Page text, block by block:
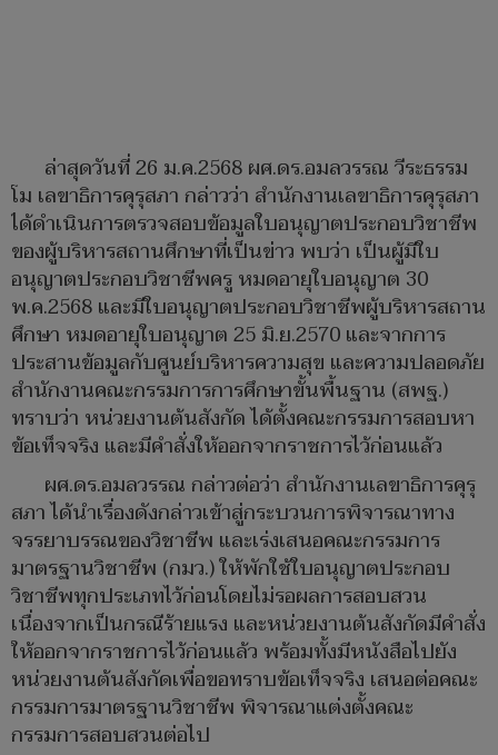
ล่าสุดวันที่ 26 ม.ค.2568 ผศ.ดร.อมลวรรณ วีระธรรม
โม เลขาธิการคุรุสภา กล่าวว่า สำนักงานเลขาธิการคุรุสภา
ได้ดำเนินการตรวจสอบข้อมูลใบอนุญาตประกอบวิชาชีพ
ของผู้บริหารสถานศึกษาที่เป็นข่าว พบว่า เป็นผู้มีใบ
อนุญาตประกอบวิชาชีพครู หมดอายุใบอนุญาต 30
พ.ค.2568 และมีใบอนุญาตประกอบวิชาชีพผู้บริหารสถาน
ศึกษา หมดอายุใบอนุญาต 25 มิ.ย.2570 และจากการ
ประสานข้อมูลกับศูนย์บริหารความสุข และความปลอดภัย
สำนักงานคณะกรรมการการศึกษาขั้นพื้นฐาน (สพฐ.)
ทราบว่า หน่วยงานต้นสังกัด ได้ตั้งคณะกรรมการสอบหา
ข้อเท็จจริง และมีคำสั่งให้ออกจากราชการไว้ก่อนแล้ว
ผศ.ดร.อมลวรรณ กล่าวต่อว่า สำนักงานเลขาธิการคุรุ
สภา ได้นำเรื่องดังกล่าวเข้าสู่กระบวนการพิจารณาทาง
จรรยาบรรณของวิชาชีพ และเร่งเสนอคณะกรรมการ
มาตรฐานวิชาชีพ (กมว.) ให้พักใช้ใบอนุญาตประกอบ
วิชาชีพทุกประเภทไว้ก่อนโดยไม่รอผลการสอบสวน
เนื่องจากเป็นกรณีร้ายแรง และหน่วยงานต้นสังกัดมีคำสั่ง
ให้ออกจากราชการไว้ก่อนแล้ว พร้อมทั้งมีหนังสือไปยัง
หน่วยงานต้นสังกัดเพื่อขอทราบข้อเท็จจริง เสนอต่อคณะ
กรรมการมาตรฐานวิชาชีพ พิจารณาแต่งตั้งคณะ
กรรมการสอบสวนต่อไป